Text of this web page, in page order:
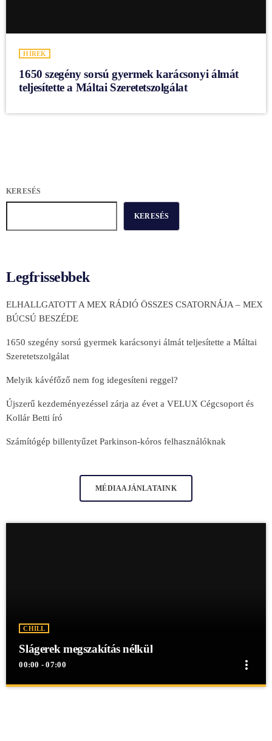
HÍREK
1650 szegény sorsú gyermek karácsonyi álmát
teljesítette a Máltai Szeretetszolgálat
KERESÉS
KERESÉS
Legfrissebbek
ELHALLGATOTT A MEX RÁDIÓ ÖSSZES CSATORNÁJA – MEX
BÚCSÚ BESZÉDE
1650 szegény sorsú gyermek karácsonyi álmát teljesítette a Máltai
Szeretetszolgálat
Melyik kávéfőző nem fog idegesíteni reggel?
Újszerű kezdeményezéssel zárja az évet a VELUX Cégcsoport és
Kollár Betti író
Számítógép billentyűzet Parkinson-kóros felhasználóknak
MÉDIAAJÁNLATAINK
CHILL
Slágerek megszakítás nélkül
00:00 - 07:00 more_vert